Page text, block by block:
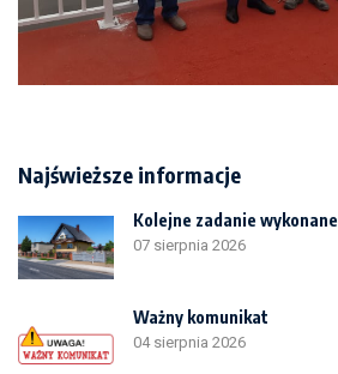
Najświeższe informacje
Kolejne zadanie wykonane
07 sierpnia 2026
Ważny komunikat
04 sierpnia 2026